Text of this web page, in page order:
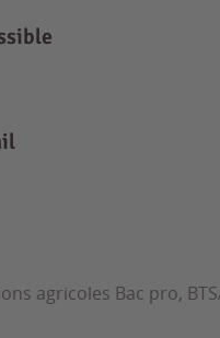
agricoles Bac pro,